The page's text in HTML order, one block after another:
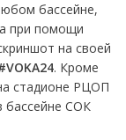
бассейне,
при помощи
на своей
. Кроме
стадионе РЦОП
бассейне СОК